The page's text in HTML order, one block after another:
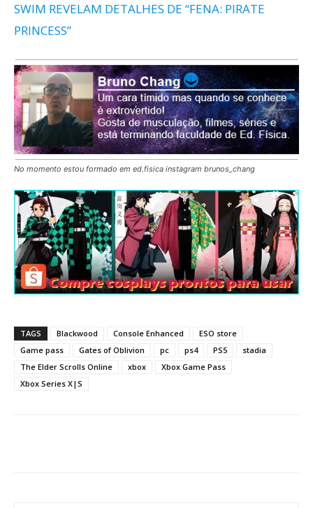
SWIM REVELAM DETALHES DE “FENA: PIRATE
PRINCESS”
No momento estou formado em ed.fisica instagram brunos_chang
TAGS Blackwood Console Enhanced
ESO store
Game pass
Gates of Oblivion pc ps4 PS5
stadia
The Elder Scrolls Online
xbox
Xbox Game Pass
Xbox Series X|S